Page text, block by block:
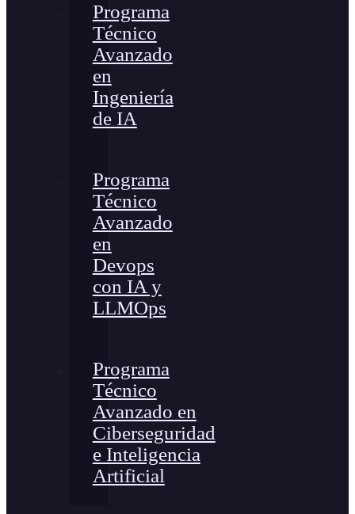
Programa
Técnico
Avanzado
en
Ingeniería
de IA
Programa
Técnico
Avanzado
en
Devops
con IA y
LLMOps
Programa
Técnico
Avanzado en
Ciberseguridad
e Inteligencia
Artificial